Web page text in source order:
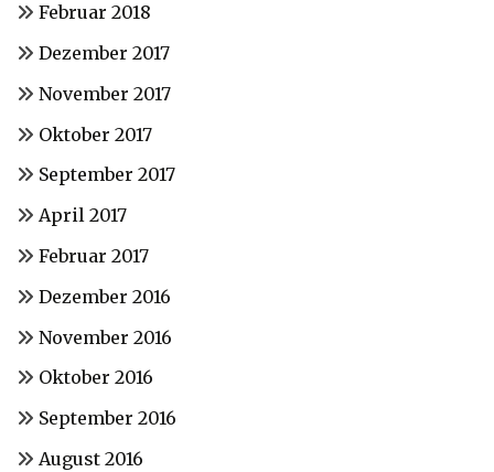
Februar 2018
Dezember 2017
November 2017
Oktober 2017
September 2017
April 2017
Februar 2017
Dezember 2016
November 2016
Oktober 2016
September 2016
August 2016